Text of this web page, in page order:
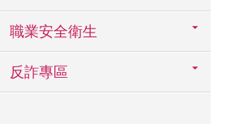
職業安全衛生
反詐專區